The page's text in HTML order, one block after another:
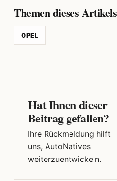
Themen dieses Artikels
OPEL
Hat Ihnen dieser
Beitrag gefallen?
Ihre Rückmeldung hilft
uns, AutoNatives
weiterzuentwickeln.